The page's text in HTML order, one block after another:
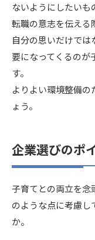
ないようにしたいも
転職の意志を伝える
自分の思いだけで
要になってくるのが
す。
よりよい環境整備
ょう。
企業選びのポ
子育てとの両立を念
のような点に考慮し
か。